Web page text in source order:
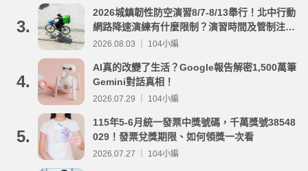
3.
2026城鎮韌性防空演習8/7-8/13舉行！北中行動
網路降速演練有什麼限制？演習時間及管制注意
事項整理
2026.08.03 ｜ 104小編
4.
AI真的改變了生活？Google報告解密1,500萬筆
Gemini對話真相！
2026.07.29 ｜ 104小編
5.
115年5-6月統一發票中獎號碼，千萬獎號38548
029！發票兌獎期限、如何領獎一次看
2026.07.27 ｜ 104小編